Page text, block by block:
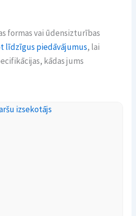
formas vai ūdensizturības
līdzīgus piedāvājumus, lai
kādas jums